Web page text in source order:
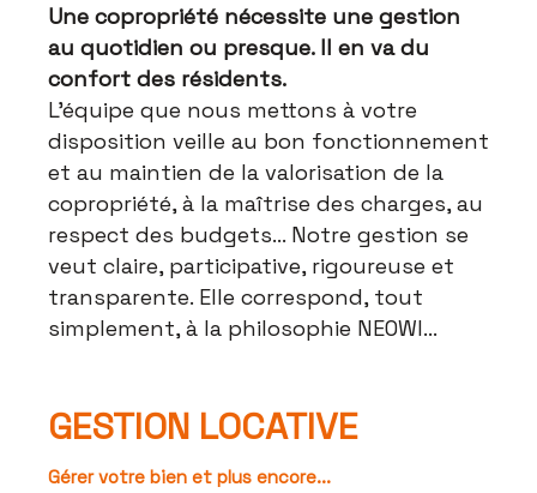
Une copropriété nécessite une gestion
au quotidien ou presque. Il en va du
confort des résidents.
L'équipe que nous mettons à votre
disposition veille au bon fonctionnement
et au maintien de la valorisation de la
copropriété, à la maîtrise des charges, au
respect des budgets... Notre gestion se
veut claire, participative, rigoureuse et
transparente. Elle correspond, tout
simplement, à la philosophie NEOWI...
GESTION LOCATIVE
Gérer votre bien et plus encore...